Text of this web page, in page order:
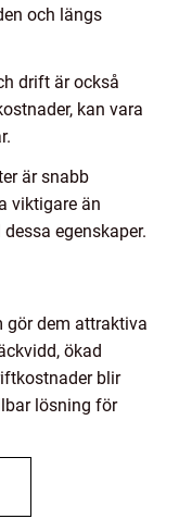
och längs
drift är också
kan vara
är snabb
viktigare än
egenskaper.
gör dem attraktiva
ökad
blir
lösning för